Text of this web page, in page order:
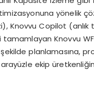
yönelik
Knovvu Copilot
Knovvu WFM
şekilde
ekip üretkenliğini